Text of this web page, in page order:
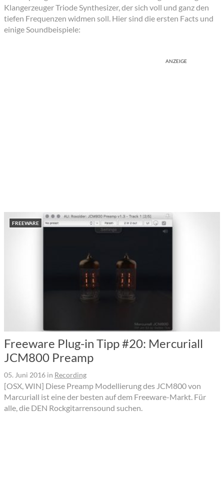
Klangerzeuger Triode Synthesizer, der sich voll und ganz den
tiefen Frequenzen widmen soll. Hier sind die ersten Facts und
einige Soundbeispiele:
ANZEIGE
FREEWARE
Freeware Plug-in Tipp #20: Mercuriall
JCM800 Preamp
05. Juni 2016 in Recording
[OSX, WIN] Diese Preamp Modellierung des JCM800 von
Marcuriall ist eine der besten auf dem Freeware-Markt. Für
alle, die DEN Rockgitarrensound suchen.